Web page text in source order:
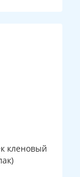
кленовый